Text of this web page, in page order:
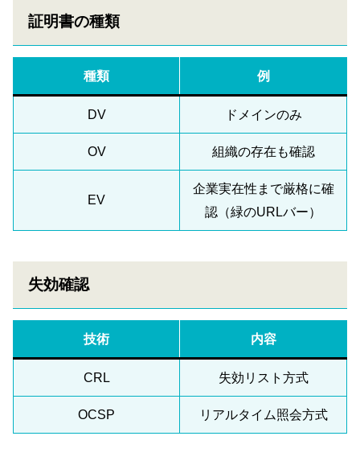
証明書の種類
種類 例
DV ドメインのみ
OV 組織の存在も確認
EV
企業実在性まで厳格に確
認（緑のURLバー）
失効確認
技術 内容
CRL 失効リスト方式
OCSP リアルタイム照会方式